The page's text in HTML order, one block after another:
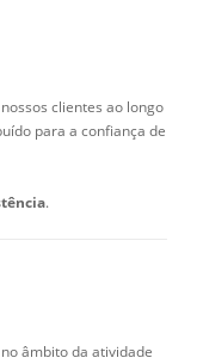
clientes ao longo
para a confiança de
.
âmbito da atividade